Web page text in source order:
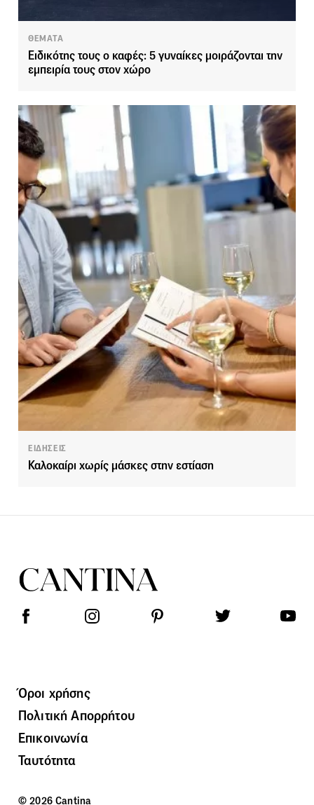
ΘΕΜΑΤΑ
Ειδικότης τους ο καφές: 5 γυναίκες μοιράζονται την
εμπειρία τους στον χώρο
ΕΙΔΗΣΕΙΣ
Καλοκαίρι χωρίς μάσκες στην εστίαση
Όροι χρήσης
Πολιτική Απορρήτου
Επικοινωνία
Ταυτότητα
© 2026 Cantina